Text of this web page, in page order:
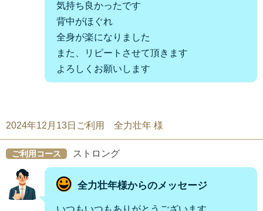
気持ち良かったです
背中がほぐれ
全身が楽になりました
また、リピートさせて頂きます
よろしくお願いします
2024年12月13日ご利用 全力壮年 様
ご利用コース ストロング
全力壮年様からのメッセージ
いつもいつもありがとうございます。